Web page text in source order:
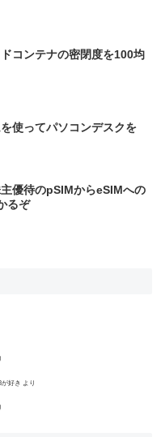
コンテナの密閉度を100均
使ってパソコンデスクを
優待のpSIMからeSIMへの
るぞ
好き より